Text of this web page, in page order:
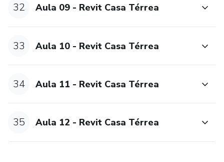
32 Aula 09 - Revit Casa Térrea
33 Aula 10 - Revit Casa Térrea
34 Aula 11 - Revit Casa Térrea
35 Aula 12 - Revit Casa Térrea